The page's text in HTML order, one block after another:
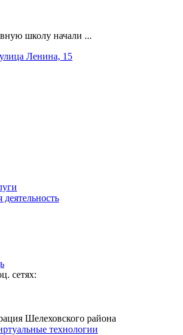
школу начали ...
Ленина, 15
сетях:
Шелеховского района
технологии